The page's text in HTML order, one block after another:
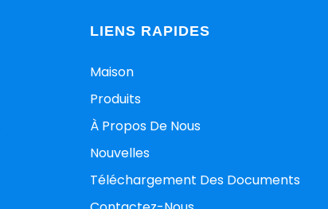
LIENS RAPIDES
Maison
Produits
À Propos De Nous
Nouvelles
Téléchargement Des Documents